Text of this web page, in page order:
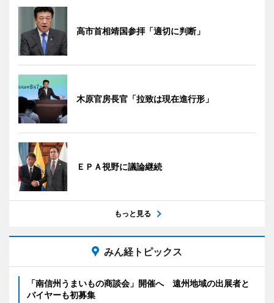
高市首相靖国参拝「適切に判断」
木原官房長官「拉致は現在進行形」
ＥＰＡ視野に議論継続
もっと見る
みん経トピックス
「南信州うまいもの商談会」開催へ 遠州地域の出展者と
バイヤーも初募集